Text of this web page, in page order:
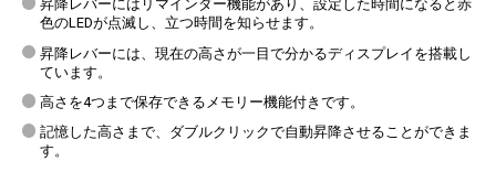
昇降レバーにはリマインダー機能があり、設定した時間になると赤
色のLEDが点滅し、立つ時間を知らせます。
昇降レバーには、現在の高さが一目で分かるディスプレイを搭載し
ています。
高さを4つまで保存できるメモリー機能付きです。
記憶した高さまで、ダブルクリックで自動昇降させることができま
す。